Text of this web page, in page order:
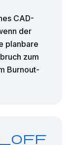
CAD-
der
planbare
zum
Burnout-